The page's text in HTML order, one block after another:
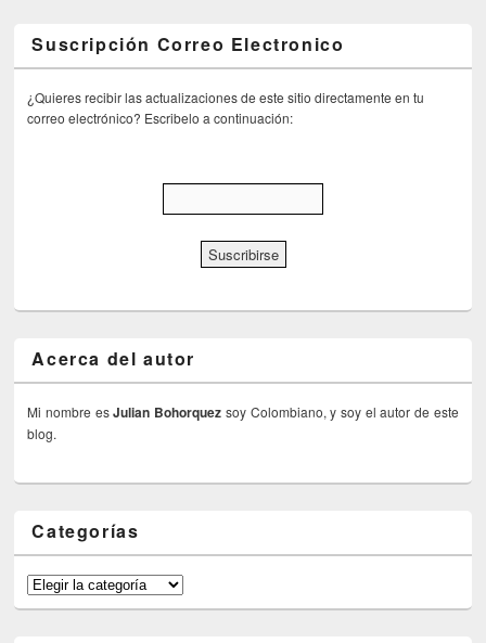
Suscripción Correo Electronico
¿Quieres recibir las actualizaciones de este sitio directamente en tu
correo electrónico? Escribelo a continuación:
Acerca del autor
Mi nombre esJulian Bohorquez soy Colombiano, y soy el autor de este
blog.
Categorías
Categorías